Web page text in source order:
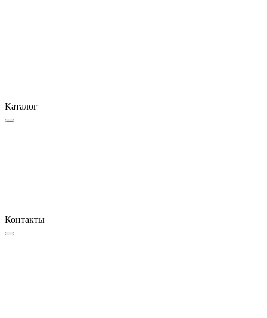
Каталог
Контакты